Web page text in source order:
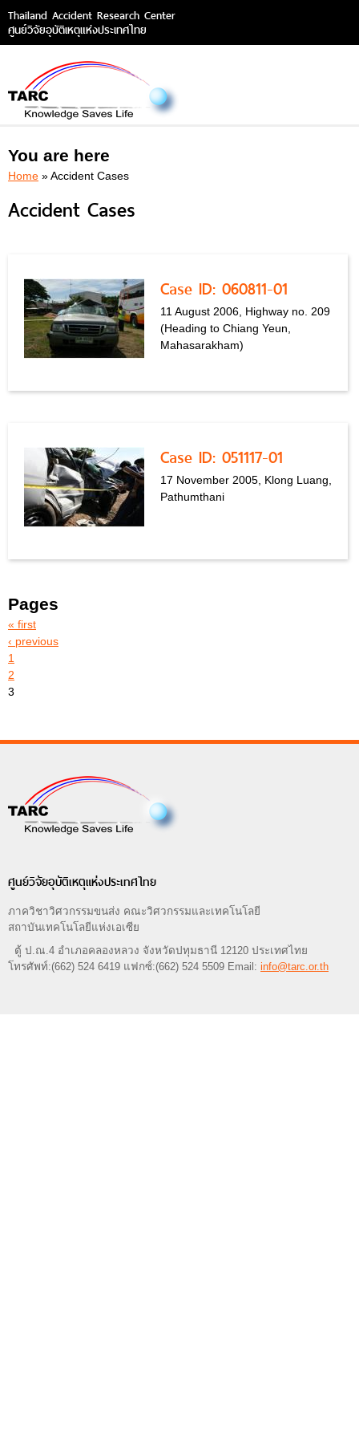
Thailand Accident Research Center
ศูนย์วิจัยอุบัติเหตุแห่งประเทศไทย
You are here
Home » Accident Cases
Accident Cases
Case ID: 060811-01
11 August 2006, Highway no. 209
(Heading to Chiang Yeun,
Mahasarakham)
Case ID: 051117-01
17 November 2005, Klong Luang,
Pathumthani
Pages
« first
‹ previous
1
2
3
ศูนย์วิจัยอุบัติเหตุแห่งประเทศไทย
ภาควิชาวิศวกรรมขนส่ง คณะวิศวกรรมและเทคโนโลยี
สถาบันเทคโนโลยีแห่งเอเซีย
ตู้ ป.ณ.4 อำเภอคลองหลวง จังหวัดปทุมธานี 12120 ประเทศไทย
โทรศัพท์:(662) 524 6419 แฟกซ์:(662) 524 5509 Email: info@tarc.or.th